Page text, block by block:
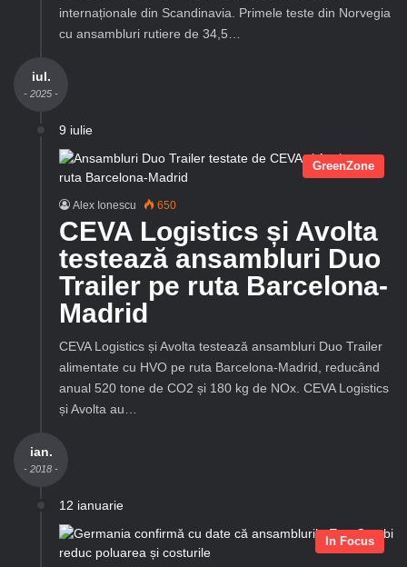
internaționale din Scandinavia. Primele teste din Norvegia
cu ansambluri rutiere de 34,5…
iul.
- 2025 -
9 iulie
GreenZone
Alex Ionescu 650
CEVA Logistics și Avolta
testează ansambluri Duo
Trailer pe ruta Barcelona-
Madrid
CEVA Logistics și Avolta testează ansambluri Duo Trailer
alimentate cu HVO pe ruta Barcelona-Madrid, reducând
anual 520 tone de CO2 și 180 kg de NOx. CEVA Logistics
și Avolta au…
ian.
- 2018 -
12 ianuarie
In Focus